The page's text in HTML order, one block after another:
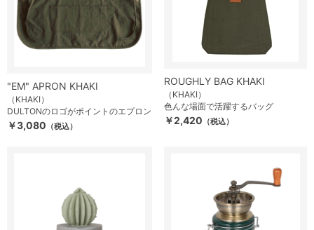
"EM" APRON KHAKI
（KHAKI）
DULTONのロゴがポイントのエプロン
￥3,080 （税込）
ROUGHLY BAG KHAKI
（KHAKI）
色んな場面で活躍するバッグ
￥2,420 （税込）